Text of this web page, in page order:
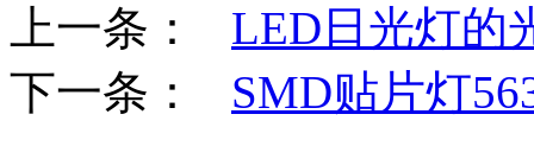
上一条： LED日光灯的
下一条： SMD贴片灯